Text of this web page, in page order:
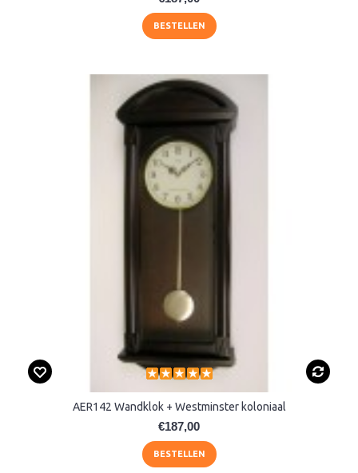
BESTELLEN
AER142 Wandklok + Westminster koloniaal
€187,00
BESTELLEN